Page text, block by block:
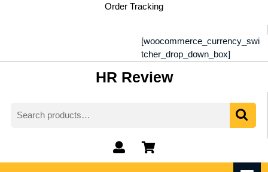
Order Tracking
[woocommerce_currency_swi
tcher_drop_down_box]
HR Review
for:
My
Account
shopping
cart